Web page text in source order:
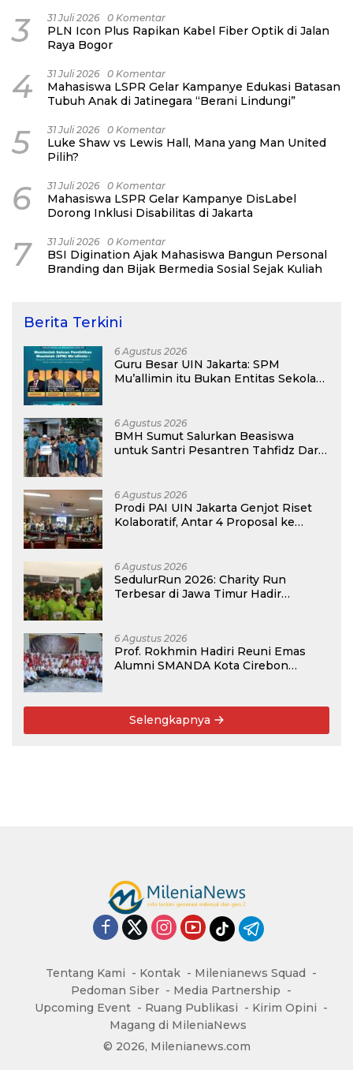
3 31 Juli 2026 0 Komentar
PLN Icon Plus Rapikan Kabel Fiber Optik di Jalan
Raya Bogor
4 31 Juli 2026 0 Komentar
Mahasiswa LSPR Gelar Kampanye Edukasi Batasan
Tubuh Anak di Jatinegara “Berani Lindungi”
5 31 Juli 2026 0 Komentar
Luke Shaw vs Lewis Hall, Mana yang Man United
Pilih?
6 31 Juli 2026 0 Komentar
Mahasiswa LSPR Gelar Kampanye DisLabel
Dorong Inklusi Disabilitas di Jakarta
7 31 Juli 2026 0 Komentar
BSI Digination Ajak Mahasiswa Bangun Personal
Branding dan Bijak Bermedia Sosial Sejak Kuliah
Berita Terkini
6 Agustus 2026
Guru Besar UIN Jakarta: SPM
Mu’allimin itu Bukan Entitas Sekolah
6 Agustus 2026
BMH Sumut Salurkan Beasiswa
untuk Santri Pesantren Tahfidz Darul
6 Agustus 2026
Prodi PAI UIN Jakarta Genjot Riset
Kolaboratif, Antar 4 Proposal ke
6 Agustus 2026
SedulurRun 2026: Charity Run
Terbesar di Jawa Timur Hadir
Guru Honorer
6 Agustus 2026
Prof. Rokhmin Hadiri Reuni Emas
Alumni SMANDA Kota Cirebon
Selengkapnya
Tentang Kami Kontak
Milenianews Squad
Pedoman Siber
Media Partnership
Upcoming Event
Ruang Publikasi
Kirim Opini
Magang di MileniaNews
© 2026, Milenianews.com